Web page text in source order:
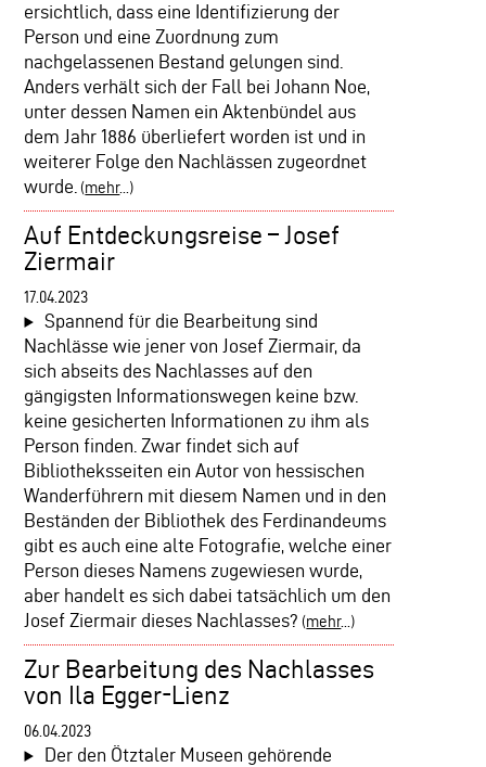
ersichtlich, dass eine Identifizierung der
Person und eine Zuordnung zum
nachgelassenen Bestand gelungen sind.
Anders verhält sich der Fall bei Johann Noe,
unter dessen Namen ein Aktenbündel aus
dem Jahr 1886 überliefert worden ist und in
weiterer Folge den Nachlässen zugeordnet
wurde. (mehr...)
Auf Entdeckungsreise – Josef
Ziermair
17.04.2023
Spannend für die Bearbeitung sind
Nachlässe wie jener von Josef Ziermair, da
sich abseits des Nachlasses auf den
gängigsten Informationswegen keine bzw.
keine gesicherten Informationen zu ihm als
Person finden. Zwar findet sich auf
Bibliotheksseiten ein Autor von hessischen
Wanderführern mit diesem Namen und in den
Beständen der Bibliothek des Ferdinandeums
gibt es auch eine alte Fotografie, welche einer
Person dieses Namens zugewiesen wurde,
aber handelt es sich dabei tatsächlich um den
Josef Ziermair dieses Nachlasses? (mehr...)
Zur Bearbeitung des Nachlasses
von Ila Egger-Lienz
06.04.2023
Der den Ötztaler Museen gehörende